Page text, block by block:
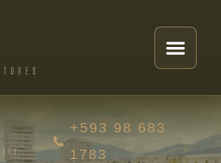
Sebastian
+593 98 683
1783